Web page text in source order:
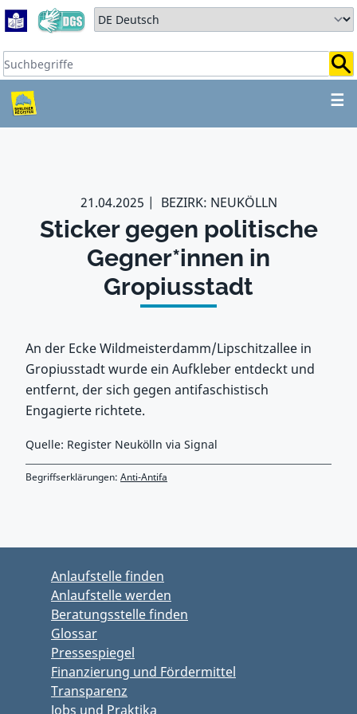
Zum Hauptbereich springen
Zum Hauptmenü springen
Sprache auswählen:
Suchbegriffe:
☰
ZUM HAUPTBEREICH
21.04.2025 BEZIRK: NEUKÖLLN
Sticker gegen politische
Gegner*innen in
Gropiusstadt
An der Ecke Wildmeisterdamm/Lipschitzallee in
Gropiusstadt wurde ein Aufkleber entdeckt und
entfernt, der sich gegen antifaschistisch
Engagierte richtete.
Quelle: Register Neukölln via Signal
Begriffserklärungen: Anti-Antifa
Anlaufstelle finden
Anlaufstelle werden
Beratungsstelle finden
Glossar
Pressespiegel
Finanzierung und Fördermittel
Transparenz
Jobs und Praktika